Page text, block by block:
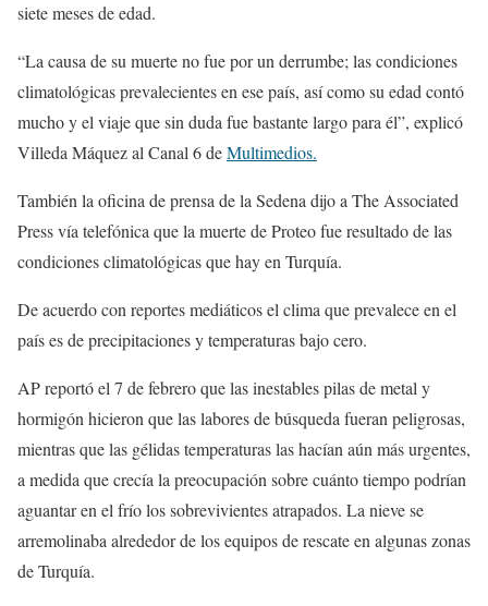
siete meses de edad.
“La causa de su muerte no fue por un derrumbe; las condiciones
climatológicas prevalecientes en ese país, así como su edad contó
mucho y el viaje que sin duda fue bastante largo para él”, explicó
Villeda Máquez al Canal 6 deMultimedios.
También la oficina de prensa de la Sedena dijo a The Associated
Press vía telefónica que la muerte de Proteo fue resultado de las
condiciones climatológicas que hay en Turquía.
De acuerdo con reportes mediáticos el clima que prevalece en el
país es de precipitaciones y temperaturas bajo cero.
AP reportó el 7 de febrero que las inestables pilas de metal y
hormigón hicieron que las labores de búsqueda fueran peligrosas,
mientras que las gélidas temperaturas las hacían aún más urgentes,
a medida que crecía la preocupación sobre cuánto tiempo podrían
aguantar en el frío los sobrevivientes atrapados. La nieve se
arremolinaba alrededor de los equipos de rescate en algunas zonas
de Turquía.